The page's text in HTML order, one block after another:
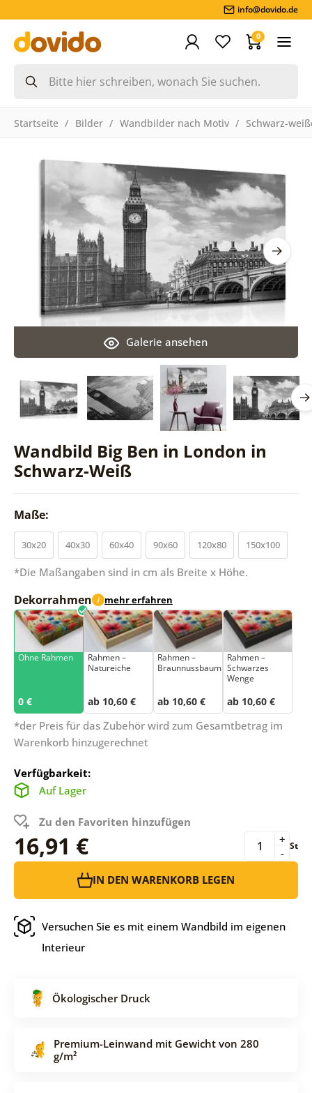
info@dovido.de
0
Startseite Bilder Wandbilder nach Motiv Schwarz-
Wandbild Big Ben in London in
Schwarz-Weiß
Galerie ansehen
Maße:
30x20 40x30 60x40 90x60 120x80 150x100
*Die Maßangaben sind in cm als Breite x Höhe.
Dekorrahmen i mehr erfahren
Ohne Rahmen
0 €
Rahmen –
Natureiche
ab 10,60 €
Rahmen –
Braunnussbaum
ab 10,60 €
Rahmen –
Schwarzes
Wenge
ab 10,60 €
*der Preis für das Zubehör wird zum Gesamtbetrag im
Warenkorb hinzugerechnet
Verfügbarkeit:
Auf Lager
Zu den Favoriten hinzufügen
16,91 € -
+ St
IN DEN WARENKORB LEGEN
Versuchen Sie es mit einem Wandbild im eigenen
Interieur
Ökologischer Druck
Premium-Leinwand mit Gewicht von 280
g/m²